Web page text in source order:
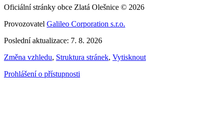
Oficiální stránky obce Zlatá Olešnice © 2026
Provozovatel Galileo Corporation s.r.o.
Poslední aktualizace: 7. 8. 2026
Změna vzhledu, Struktura stránek, Vytisknout
Prohlášení o přístupnosti